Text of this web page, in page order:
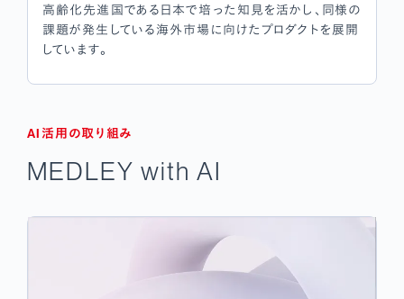
高齢化先進国である日本で培った知見を活かし、同様の
課題が発生している海外市場に向けたプロダクトを展開
しています。
AI活用の取り組み
MEDLEY with AI